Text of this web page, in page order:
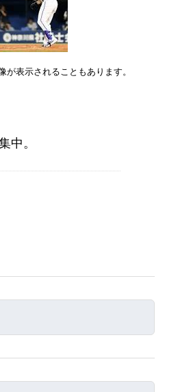
表示されることもあります。
中。